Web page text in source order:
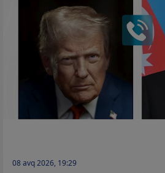
08 avq 2026, 19:29